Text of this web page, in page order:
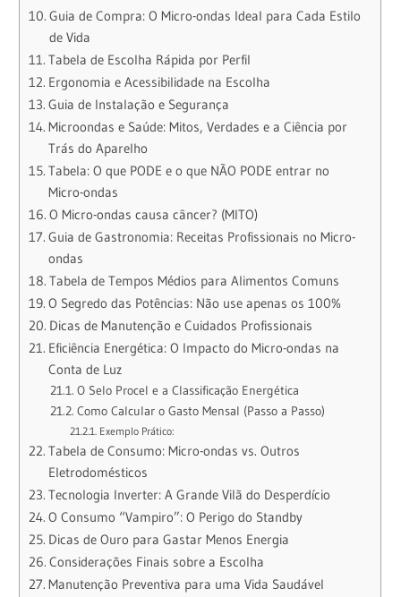
Guia de Compra: O Micro-ondas Ideal para Cada Estilo
de Vida
Tabela de Escolha Rápida por Perfil
Ergonomia e Acessibilidade na Escolha
Guia de Instalação e Segurança
Microondas e Saúde: Mitos, Verdades e a Ciência por
Trás do Aparelho
Tabela: O que PODE e o que NÃO PODE entrar no
Micro-ondas
O Micro-ondas causa câncer? (MITO)
Guia de Gastronomia: Receitas Profissionais no Micro-
ondas
Tabela de Tempos Médios para Alimentos Comuns
O Segredo das Potências: Não use apenas os 100%
Dicas de Manutenção e Cuidados Profissionais
Eficiência Energética: O Impacto do Micro-ondas na
Conta de Luz
O Selo Procel e a Classificação Energética
Como Calcular o Gasto Mensal (Passo a Passo)
Exemplo Prático:
Tabela de Consumo: Micro-ondas vs. Outros
Eletrodomésticos
Tecnologia Inverter: A Grande Vilã do Desperdício
O Consumo “Vampiro”: O Perigo do Standby
Dicas de Ouro para Gastar Menos Energia
Considerações Finais sobre a Escolha
Manutenção Preventiva para uma Vida Saudável